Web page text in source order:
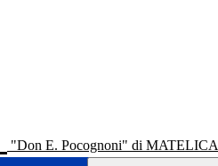
"Don E. Pocognoni" di MATELICA